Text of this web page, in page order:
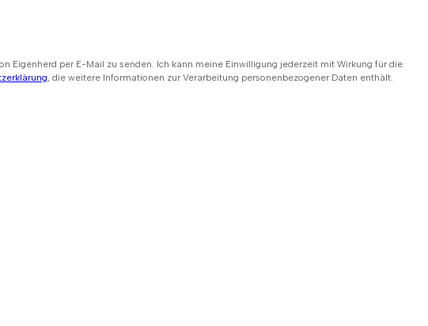
Eigenherd per E-Mail zu senden. Ich kann meine Einwilligung jederzeit mit Wirkung für die
, die weitere Informationen zur Verarbeitung personenbezogener Daten enthält.